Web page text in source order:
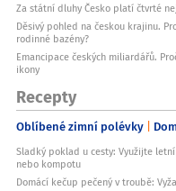
Za státní dluhy Česko platí čtvrté
Děsivý pohled na českou krajinu.
rodinné bazény?
Emancipace českých miliardářů.
ikony
Recepty
Oblíbené zimní polévky
Sladký poklad u cesty: Využijte
nebo kompotu
Domácí kečup pečený v troubě: